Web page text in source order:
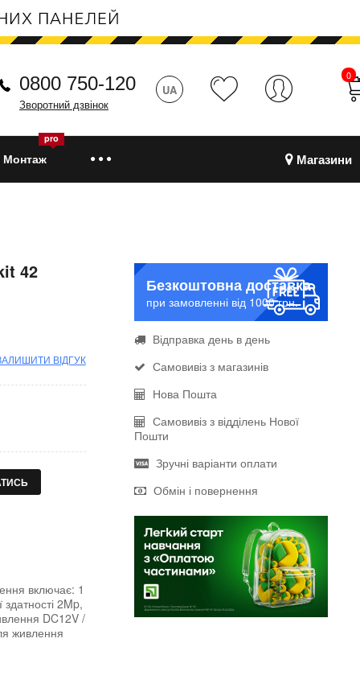
0800 750-120
Зворотний дзвінок
UA
0
Монтаж
pro
Магазини
42
ВІДГУК
включає: 1
здатності 2Mp,
DC12V /
живлення
Безкоштовна доставка
при замовленні від 1000 грн.
Відправка день в день
Самовивіз з магазинів
Нова Пошта
Самовивіз з відділень Нової
Пошти
Зручні варіанти оплати
Обмін і повернення